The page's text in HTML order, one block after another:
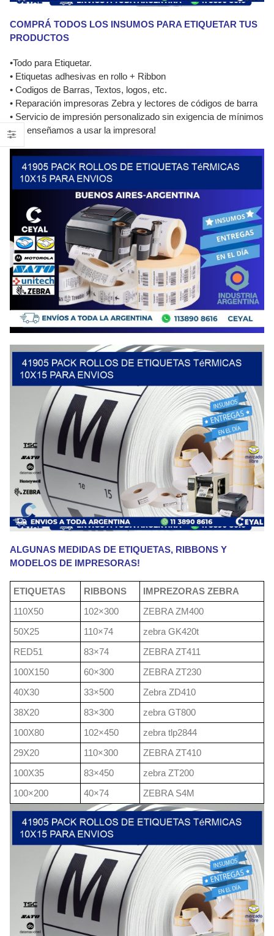
COMPRÁ TODOS LOS INSUMOS PARA ETIQUETAR TUS
PRODUCTOS
•Todo para Etiquetar.
• Etiquetas adhesivas en rollo + Ribbon
• Codigos de Barras, Textos, logos, etc.
• Reparación impresoras Zebra y lectores de códigos de barra
• Servicio de impresión personalizado sin exigencia de mínimos
• Te enseñamos a usar la impresora!
ALGUNAS MEDIDAS DE ETIQUETAS, RIBBONS Y
MODELOS DE IMPRESORAS!
ETIQUETAS RIBBONS
IMPREZORAS ZEBRA
110X50
102×300
ZEBRA ZM400
50X25
110×74
zebra GK420t
RED51
83×74
ZEBRA ZT411
100X150
60×300
ZEBRA ZT230
40X30
33×500
Zebra ZD410
38X20
83×300
zebra GT800
100X80
102×450
zebra tlp2844
29X20
110×300
ZEBRA ZT410
100X35
83×450
zebra ZT200
100×200
40×74 ZEBRA S4M